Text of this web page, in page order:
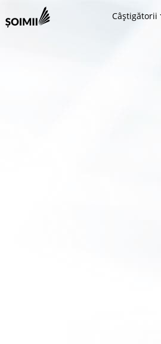
Câștigătorii